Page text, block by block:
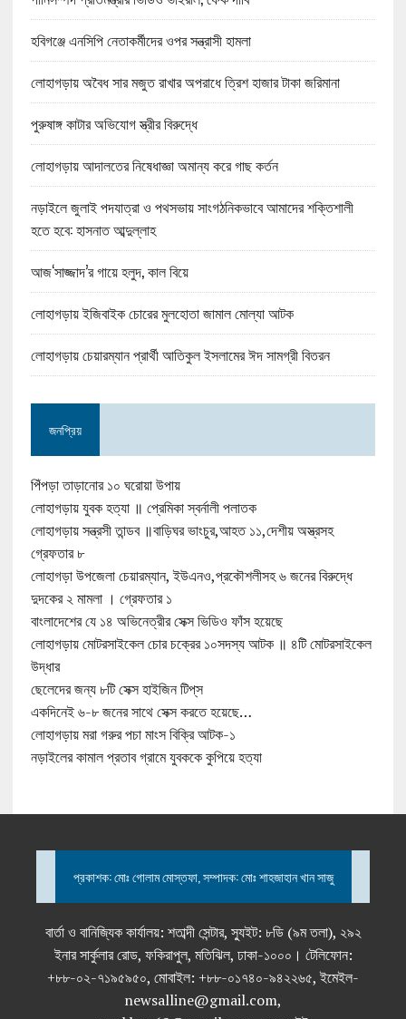
হবিগঞ্জে এনসিপি নেতাকর্মীদের ওপর সন্ত্রাসী হামলা
লোহাগড়ায় অবৈধ সার মজুত রাখার অপরাধে ত্রিশ হাজার টাকা জরিমানা
পুরুষাঙ্গ কাটার অভিযোগ স্ত্রীর বিরুদ্ধে
লোহাগড়ায় আদালতের নিষেধাজ্ঞা অমান্য করে গাছ কর্তন
নড়াইলে জুলাই পদযাত্রা ও পথসভায় সাংগঠনিকভাবে আমাদের শক্তিশালী
হতে হবে: হাসনাত আব্দুল্লাহ
আজ‘সাজ্জাদ’র গায়ে হলুদ, কাল বিয়ে
লোহাগড়ায় ইজিবাইক চোরের মুলহোতা জামাল মোল্যা আটক
লোহাগড়ায় চেয়ারম্যান প্রার্থী আতিকুল ইসলামের ঈদ সামগ্রী বিতরন
জনপ্রিয়
পিঁপড়া তাড়ানোর ১০ ঘরোয়া উপায়
লোহাগড়ায় যুবক হত্যা ॥ প্রেমিকা স্বর্নালী পলাতক
লোহাগড়ায় সন্ত্রসী তান্ডব ॥বাড়িঘর ভাংচুর,আহত ১১,দেশীয় অস্ত্রসহ
গ্রেফতার ৮
লোহাগড়া উপজেলা চেয়ারম্যান, ইউএনও,প্রকৌশলীসহ ৬ জনের বিরুদ্ধে
দুদকের ২ মামলা । গ্রেফতার ১
বাংলাদেশের যে ১৪ অভিনেত্রীর সেক্স ভিডিও ফাঁস হয়েছে
লোহাগড়ায় মোটরসাইকেল চোর চক্রের ১০সদস্য আটক ॥ ৪টি মোটরসাইকেল
উদ্ধার
ছেলেদের জন্য ৮টি সেক্স হাইজিন টিপ্‌স
একদিনেই ৬-৮ জনের সাথে সেক্স করতে হয়েছে…
লোহাগড়ায় মরা গরুর পচা মাংস বিক্রি আটক-১
নড়াইলের কামাল প্রতাব গ্রামে যুবককে কুপিয়ে হত্যা
প্রকাশক: মোঃ গোলাম মোস্তফা, সম্পাদক: মোঃ শাহজাহান খান সাজু
বার্তা ও বানিজ্যিক কার্যালয়: শতাব্দী সেন্টার, স্যুইট: ৮ডি (৯ম তলা), ২৯২
ইনার সার্কুলার রোড, ফকিরাপুল, মতিঝিল, ঢাকা-১০০০। টেলিফোন:
+৮৮-০২-৭১৯৫৯৫০, মোবাইল: +৮৮-০১৭৪০-৯৪২২৬৫, ইমেইল-
newsalline@gmail.com,